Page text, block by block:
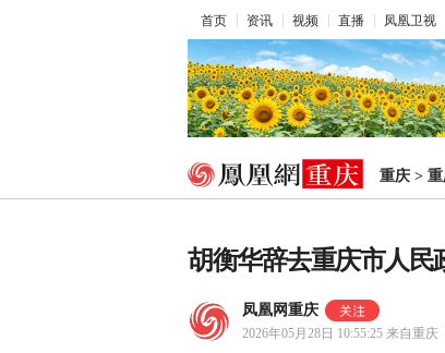
首页 资讯 视频 直播 凤凰卫视
重庆 >
胡衡华辞去重庆市人民
凤凰网重庆
2026年05月28日 10:55:25 来自重庆